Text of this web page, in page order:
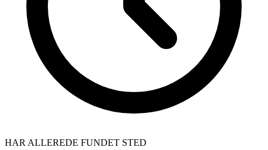
HAR ALLEREDE FUNDET STED